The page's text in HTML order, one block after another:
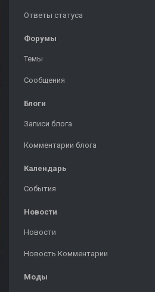
Ответы статуса
Форумы
Темы
Сообщения
Блоги
Записи блога
Комментарии блога
Календарь
События
Новости
Новости
Новость Комментарии
Моды